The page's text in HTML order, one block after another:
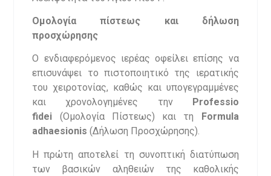
Ομολογία πίστεως και δήλωση
προσχώρησης
Ο ενδιαφερόμενος ιερέας οφείλει επίσης να
επισυνάψει το πιστοποιητικό της ιερατικής
του χειροτονίας, καθώς και υπογεγραμμένες
και χρονολογημένες την
Professio
fidei (Ομολογία Πίστεως) και τη
Formula
adhaesionis (Δήλωση Προσχώρησης).
Η πρώτη αποτελεί τη συνοπτική διατύπωση
των βασικών αληθειών της καθολικής